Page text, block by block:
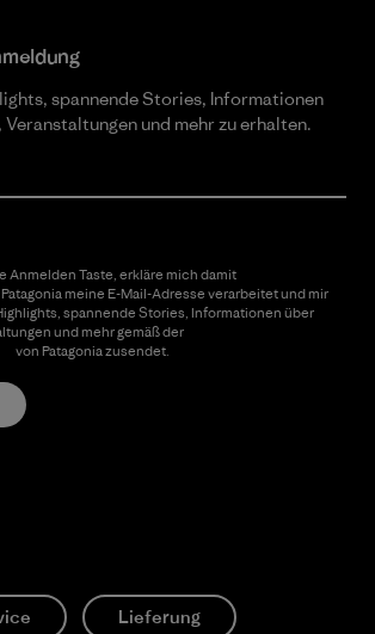
spannende Stories, Informationen
und mehr zu erhalten.
Anmelden Taste, erkläre mich damit
meine E-Mail-Adresse verarbeitet und mir
spannende Stories, Informationen über
und mehr gemäß der
von Patagonia zusendet.
Lieferung